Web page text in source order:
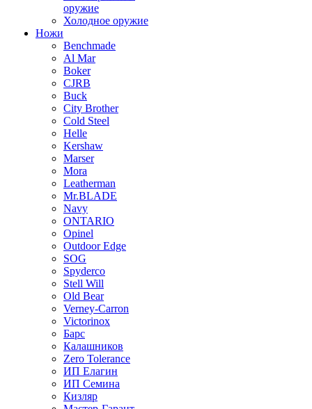
оружие
Холодное оружие
Ножи
Benchmade
Al Mar
Boker
CJRB
Buck
City Brother
Cold Steel
Helle
Kershaw
Marser
Mora
Leatherman
Mr.BLADE
Navy
ONTARIO
Opinel
Outdoor Edge
SOG
Spyderco
Stell Will
Old Bear
Verney-Carron
Victorinox
Барс
Калашников
Zero Tolerance
ИП Елагин
ИП Семина
Кизляр